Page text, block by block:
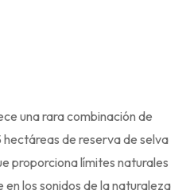
una rara combinación de
de reserva de selva
proporciona límites naturales
los sonidos de la naturaleza